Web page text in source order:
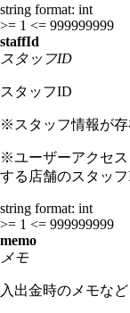
string format: int
>= 1 <= 999999999
staffId
スタッフID
スタッフID
※スタッフ情報が
※ユーザーアクセ
する店舗のスタッ
string format: int
>= 1 <= 999999999
memo
メモ
入出金時のメモな